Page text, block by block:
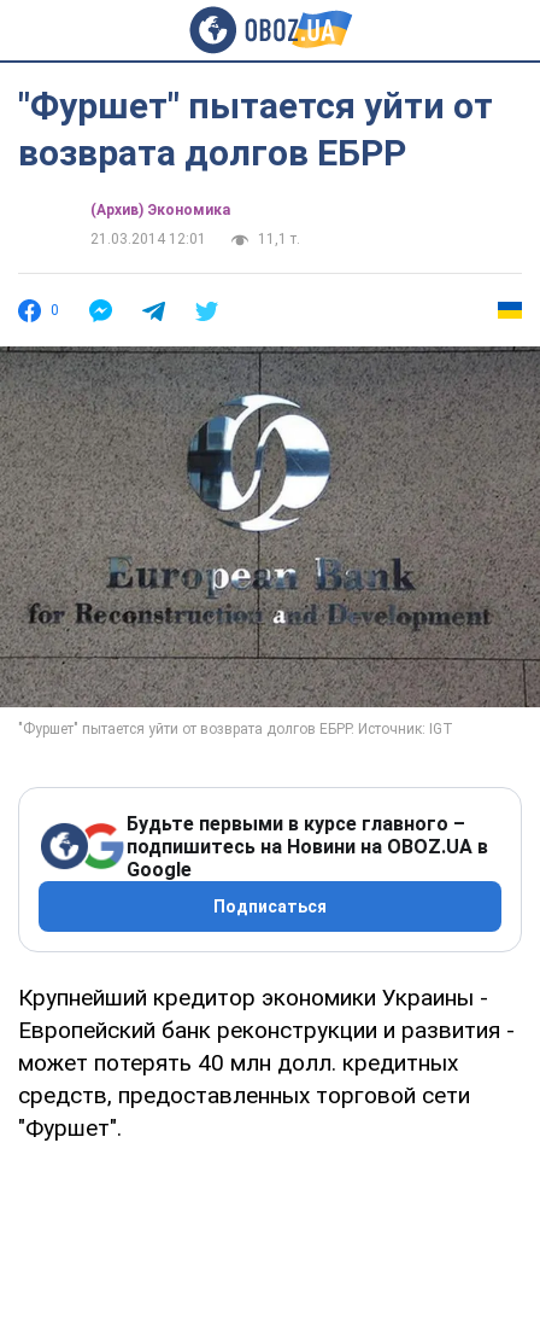
"Фуршет" пытается уйти от
возврата долгов ЕБРР
(Архив) Экономика
21.03.2014 12:01
11,1 т.
0
Будьте первыми в курсе главного –
подпишитесь на Новини на OBOZ.UA в
Google
Подписаться
Крупнейший кредитор экономики Украины -
Европейский банк реконструкции и развития -
может потерять 40 млн долл. кредитных
средств, предоставленных торговой сети
"Фуршет".